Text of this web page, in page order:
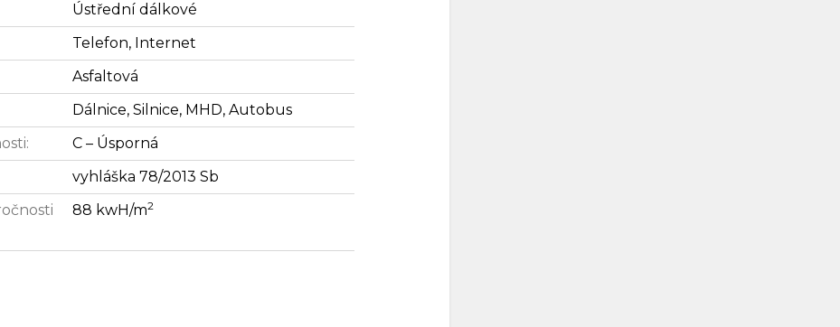
Ústřední dálkové
Telefon, Internet
Asfaltová
Dálnice, Silnice, MHD, Autobus
C – Úsporná
vyhláška 78/2013 Sb
88 kwH/m2